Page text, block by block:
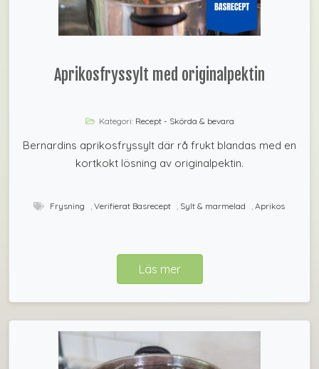
Aprikosfryssylt med originalpektin
Kategori: Recept - Skörda & bevara
Bernardins aprikosfryssylt där rå frukt blandas med en
kortkokt lösning av originalpektin.
Läs mer
Frysning Verifierat Basrecept Sylt & marmelad Aprikos